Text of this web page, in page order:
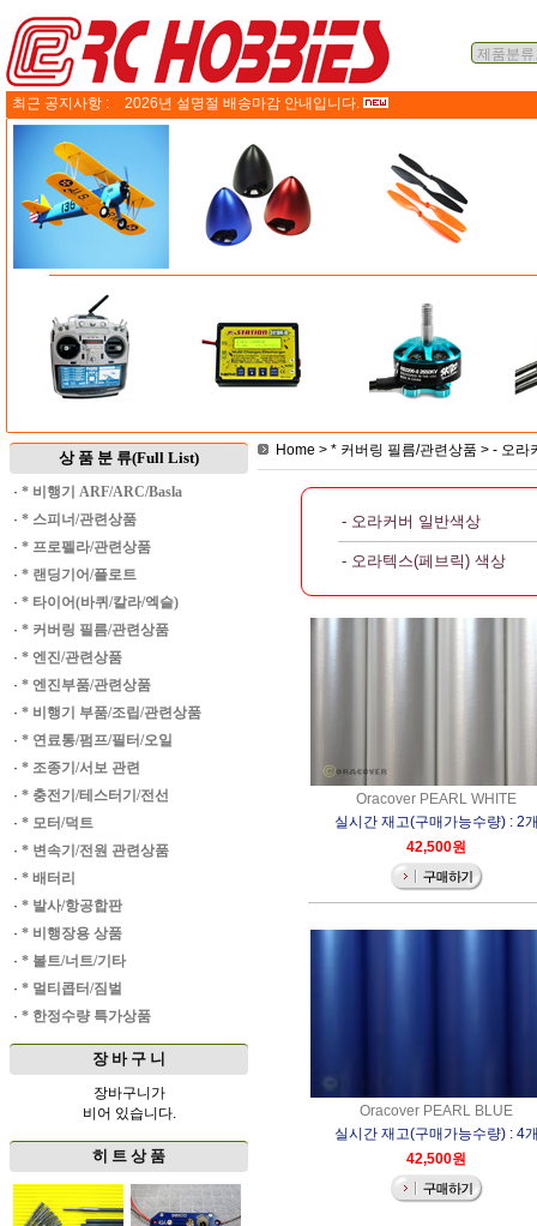
최근 공지사항 : 2026년 설명절 배송마감 안내입니다.
상 품 분 류(Full List)
· * 비행기 ARF/ARC/Basla
· * 스피너/관련상품
· * 프로펠라/관련상품
· * 랜딩기어/플로트
· * 타이어(바퀴/칼라/엑슬)
· * 커버링 필름/관련상품
· * 엔진/관련상품
· * 엔진부품/관련상품
· * 비행기 부품/조립/관련상품
· * 연료통/펌프/필터/오일
· * 조종기/서보 관련
· * 충전기/테스터기/전선
· * 모터/덕트
· * 변속기/전원 관련상품
· * 배터리
· * 발사/항공합판
· * 비행장용 상품
· * 볼트/너트/기타
· * 멀티콥터/짐벌
· * 한정수량 특가상품
장 바 구 니
장바구니가
비어 있습니다.
히 트 상 품
Home > * 커버링 필름/관련상품 > - 오라
- 오라커버 일반색상
- 오라텍스(페브릭) 색상
Oracover PEARL WHITE
실시간 재고(구매가능수량) : 2
42,500원
Oracover PEARL BLUE
실시간 재고(구매가능수량) : 4
42,500원